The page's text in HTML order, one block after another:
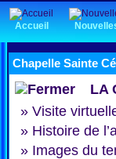
Accueil
Chapelle Sainte
LA
» Visite
» Histoire de
» Images du